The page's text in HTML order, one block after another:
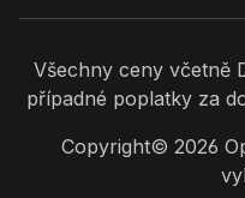
Všechny ceny včetně
případné poplatky za
Copyright© 2026